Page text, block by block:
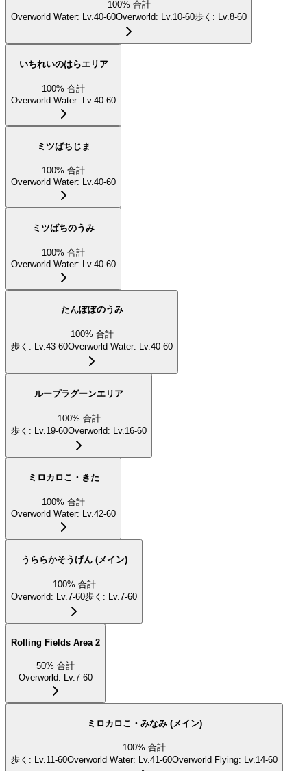
100% 合計
Overworld Water: Lv.40-60Overworld: Lv.10-60歩く : Lv.8-60
いちれいのはらエリア
100% 合計
Overworld Water: Lv.40-60
ミツばちじま
100% 合計
Overworld Water: Lv.40-60
ミツばちのうみ
100% 合計
Overworld Water: Lv.40-60
たんぽぽのうみ
100% 合計
歩く : Lv.43-60Overworld Water: Lv.40-60
ループラグーンエリア
100% 合計
歩く : Lv.19-60Overworld: Lv.16-60
ミロカロこ・きた
100% 合計
Overworld Water: Lv.42-60
うららかそうげん (メイン)
100% 合計
Overworld: Lv.7-60歩く : Lv.7-60
Rolling Fields Area 2
50% 合計
Overworld: Lv.7-60
ミロカロこ・みなみ (メイン)
100% 合計
歩く : Lv.11-60Overworld Water: Lv.41-60Overworld Flying: Lv.14-60